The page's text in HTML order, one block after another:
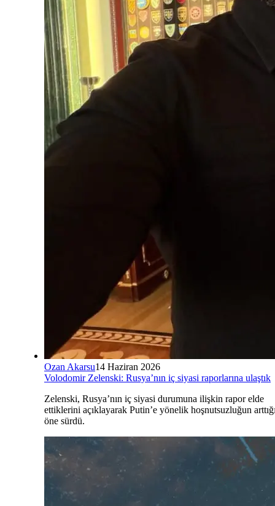
Ozan Akarsu14 Haziran 2026
Volodomir Zelenski: Rusya’nın iç siyasi raporlarına ulaştık
Zelenski, Rusya’nın iç siyasi durumuna ilişkin rapor elde
ettiklerini açıklayarak Putin’e yönelik hoşnutsuzluğun
öne sürdü.